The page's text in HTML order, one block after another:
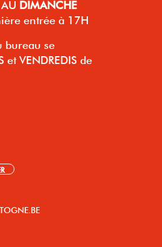
AU DIMANCHE
entrée à 17H
bureau se
et VENDREDIS de